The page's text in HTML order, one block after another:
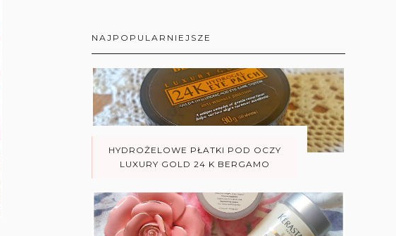
NAJPOPULARNIEJSZE
HYDROŻELOWE PŁATKI POD OCZY
LUXURY GOLD 24 K BERGAMO